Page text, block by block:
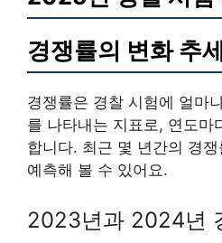
경쟁률의 변화 추
경쟁률은 경찰 시험에 얼마
를 나타내는 지표로, 연도마
합니다. 최근 몇 년간의 경
예측해 볼 수 있어요.
2023년과 2024년